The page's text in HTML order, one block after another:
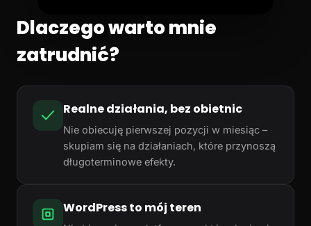
Dlaczego warto mnie
zatrudnić?
Realne działania, bez obietnic
Nie obiecuję pierwszej pozycji w miesiąc –
skupiam się na działaniach, które przynoszą
długoterminowe efekty.
WordPress to mój teren